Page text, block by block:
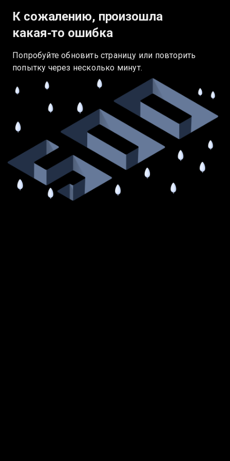
К сожалению, произошла
какая‑то ошибка
Попробуйте обновить страницу или повторить
попытку через несколько минут.